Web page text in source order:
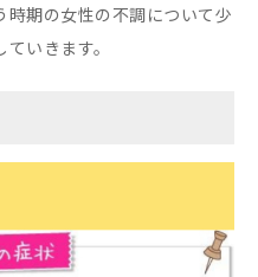
期の女性の不調について少
いきます。